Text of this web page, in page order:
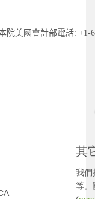
院美國 會計部電話: +1-
其
我們
等。